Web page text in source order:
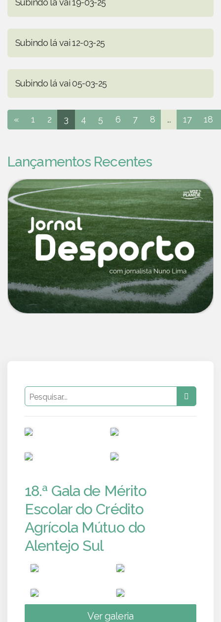
Subindo lá vai 19-03-25
Subindo lá vai 12-03-25
Subindo lá vai 05-03-25
« 1 2 3 4 5 6 7 8 ... 17 18
Lançamentos Recentes
18.ª Gala de Mérito
Escolar do Crédito
Agrícola Mútuo do
Alentejo Sul
Ver galeria